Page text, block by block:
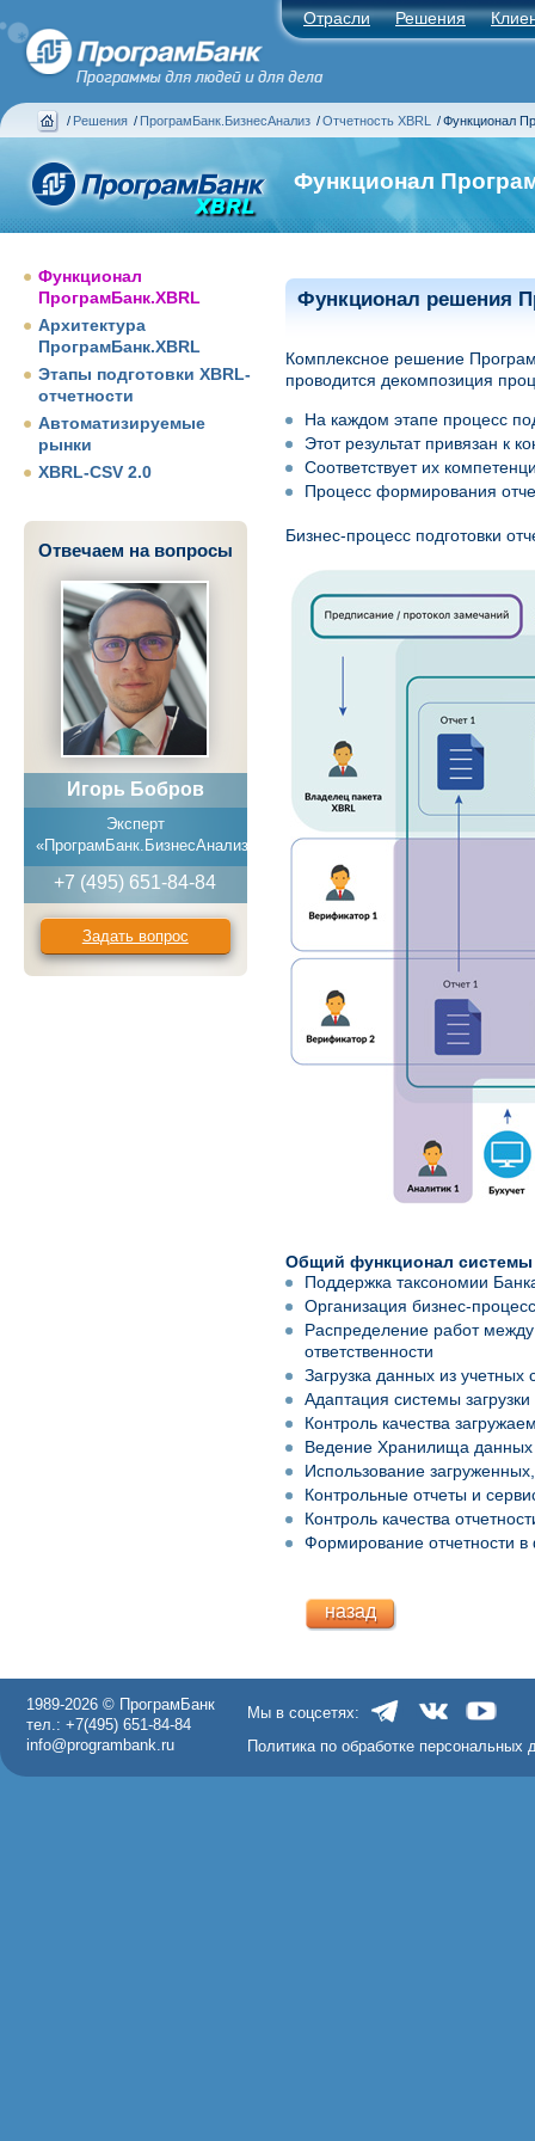
Отрасли Решения
/ Решения / ПрограмБанк.БизнесАнализ / Отчетность XBRL / Функционал
Функционал
Функционал
ПрограмБанк.XBRL
Архитектура
ПрограмБанк.XBRL
Этапы подготовки XBRL-
отчетности
Автоматизируемые
рынки
XBRL-CSV 2.0
Отвечаем на вопросы
Игорь Бобров
Эксперт
«ПрограмБанк.БизнесАнализ»
+7 (495) 651-84-84
Задать вопрос
Функционал решения
Комплексное решение
проводится декомпозиция
На каждом этапе процесс
Этот результат привязан к
Соответствует их
Процесс формирования
Бизнес-процесс подготовки
Общий функционал системы
Поддержка таксономии
Организация бизнес-
Распределение работ
ответственности
Загрузка данных из учетных
Адаптация системы
Контроль качества
Ведение Хранилища данных
Использование
Контрольные отчеты и
Контроль качества
Формирование отчетности
назад
1989-2026 © ПрограмБанк
тел.: +7(495) 651-84-84
info@programbank.ru
Мы в соцсетях:
Политика по обработке персональных